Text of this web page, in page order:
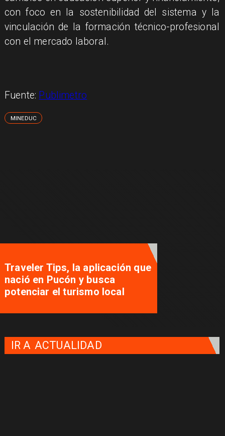
con foco en la sostenibilidad del sistema y la
vinculación de la formación técnico-profesional
con el mercado laboral.
Fuente: Publimetro
MINEDUC
Traveler Tips, la aplicación que
nació en Pucón y busca
potenciar el turismo local
IR A ACTUALIDAD